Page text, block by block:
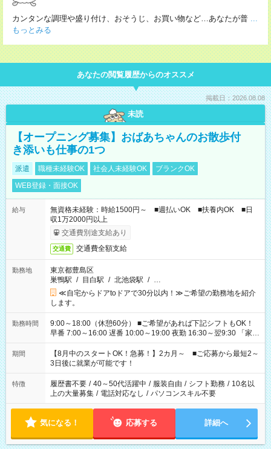
カンタンな調理や盛り付け、おそうじ、お買い物など…あなたが普 ...
もっとみる
あなたの閲覧履歴からのオススメ
掲載日：2026.08.08
未読
【オープニング募集】おばあちゃんのお散歩付
き添いも仕事の1つ
派遣 職種未経験OK 社会人未経験OK
ブランクOK
WEB登録・面接OK
給与
無資格未経験：時給1500円～ ■週払いOK ■扶養内OK ■日
収1万2000円以上
交通費別途支給あり
交通費 交通費全額支給
勤務地
東京都豊島区
巣鴨駅 / 目白駅 / 北池袋駅 / …
≪自宅からドアtoドアで30分以内！≫ご希望の勤務地を紹介
します。
勤務時間
9:00～18:00（休憩60分） ■ご希望があれば下記シフトもOK！
早番 7:00～16:00 遅番 10:00～19:00 夜勤 16:30～翌9:30 「家族
と休みを合わせたい」 「余裕を持って夕飯の準備がしたい」
「できれば残業はしたくない」 など、ご希望を教えてください
ね。 ※Wワーク希望の方へ 今ご覧のお仕事で希望する勤務時間
と、もう1つのお仕事の勤務時間。 合計で週40時間を超える場
合は応募できません。
期間
【8月中のスタートOK！急募！】2カ月～ ■ご応募から最短2～
3日後に就業が可能です！
特徴 履歴書不要 / 40～50代活躍中 / 服装自由 / シフト勤務 / 10名以
上の大量募集 / 電話対応なし / パソコンスキル不要
気になる！ 応募する 詳細へ